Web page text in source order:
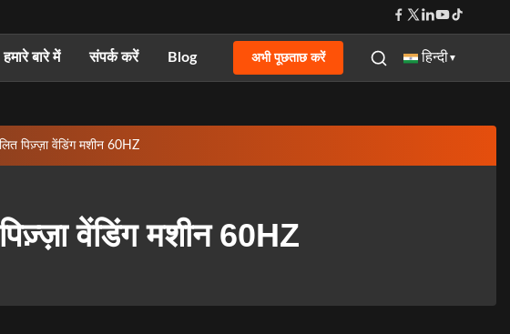
हमारे बारे में संपर्क करें Blog अभी पूछताछ करें हिन्दी ▼
पिज़्ज़ा वेंडिंग मशीन 60HZ
वेंडिंग मशीन 60HZ